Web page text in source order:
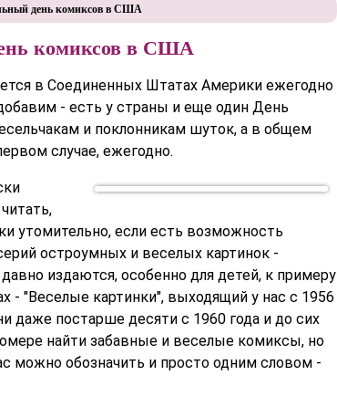
день комиксов в США
комиксов в США
в Соединенных Штатах Америки ежегодно
- есть у страны и еще один День
и поклонникам шуток, а в общем
случае, ежегодно.
утомительно, если есть возможность
остроумных и веселых картинок -
издаются, особенно для детей, к примеру
- "Веселые картинки", выходящий у нас с 1956
даже постарше десяти с 1960 года и до сих
найти забавные и веселые комиксы, но
можно обозначить и просто одним словом -